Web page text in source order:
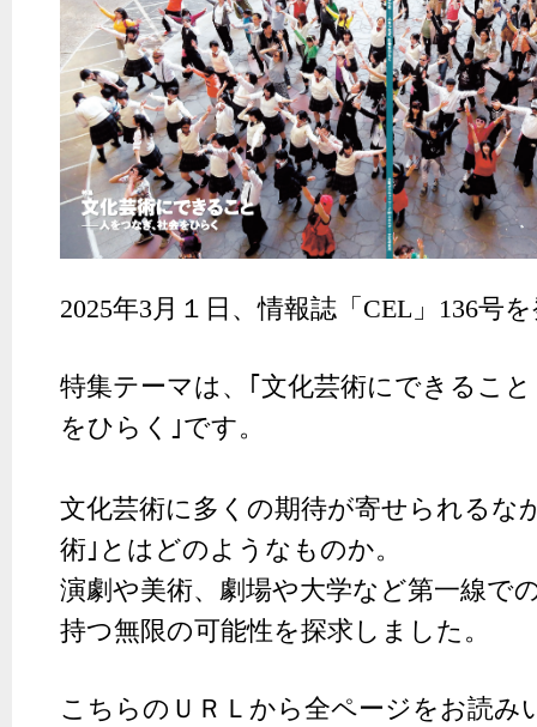
2025年3月１日、情報誌「CEL」136号
特集テーマは、｢文化芸術にできるこ
をひらく｣です。
文化芸術に多くの期待が寄せられるな
術｣とはどのようなものか。
演劇や美術、劇場や大学など第一線で
持つ無限の可能性を探求しました。
こちらのＵＲＬから全ページをお読み